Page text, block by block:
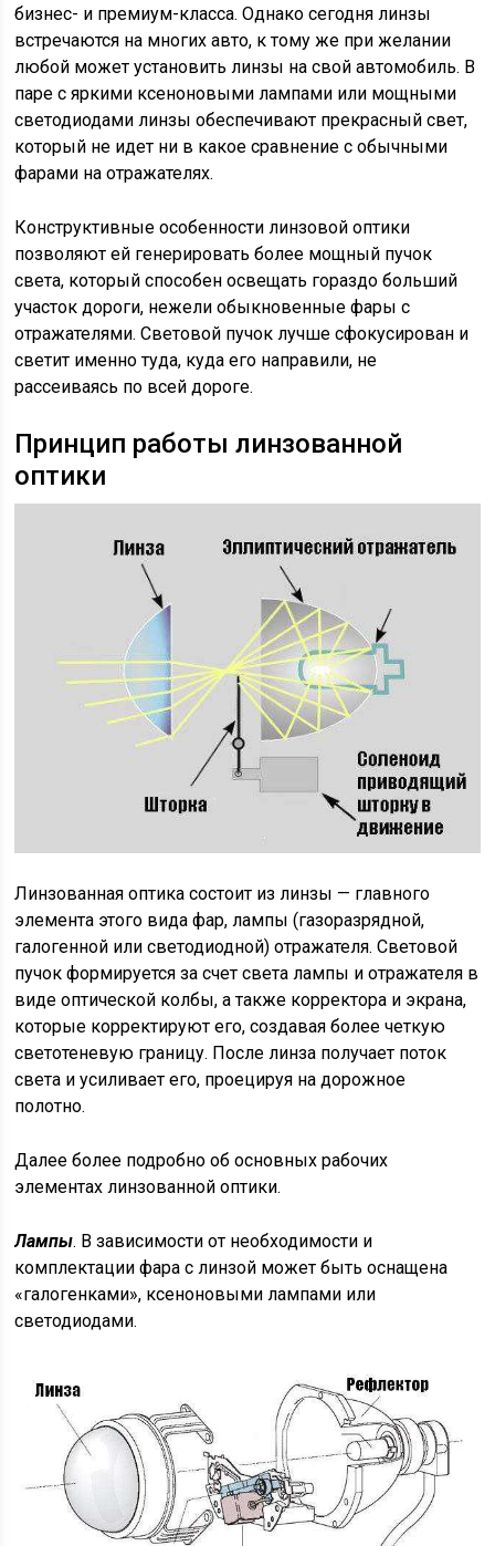
бизнес- и премиум-класса. Однако сегодня линзы
встречаются на многих авто, к тому же при желании
любой может установить линзы на свой автомобиль. В
паре с яркими ксеноновыми лампами или мощными
светодиодами линзы обеспечивают прекрасный свет,
который не идет ни в какое сравнение с обычными
фарами на отражателях.
Конструктивные особенности линзовой оптики
позволяют ей генерировать более мощный пучок
света, который способен освещать гораздо больший
участок дороги, нежели обыкновенные фары с
отражателями. Световой пучок лучше сфокусирован и
светит именно туда, куда его направили, не
рассеиваясь по всей дороге.
Принцип работы линзованной
оптики
Линзованная оптика состоит из линзы — главного
элемента этого вида фар, лампы (газоразрядной,
галогенной или светодиодной) отражателя. Световой
пучок формируется за счет света лампы и отражателя в
виде оптической колбы, а также корректора и экрана,
которые корректируют его, создавая более четкую
светотеневую границу. После линза получает поток
света и усиливает его, проецируя на дорожное
полотно.
Далее более подробно об основных рабочих
элементах линзованной оптики.
Лампы. В зависимости от необходимости и
комплектации фара с линзой может быть оснащена
«галогенками», ксеноновыми лампами или
светодиодами.